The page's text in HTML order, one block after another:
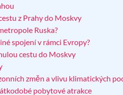
z Prahy do Moskvy
Ruska?
spojení v rámci Evropy?
cestu do Moskvy
změn a vlivu klimatických
pobytové atrakce